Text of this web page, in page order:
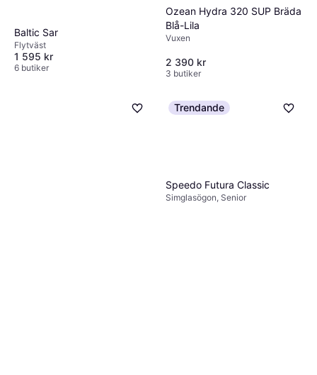
Baltic Sar
Flytväst
1 595 kr
6 butiker
Ozean Hydra 320 SUP Bräda
Blå-Lila
Vuxen
2 390 kr
3 butiker
Trendande
Speedo Futura Classic
Simglasögon, Senior